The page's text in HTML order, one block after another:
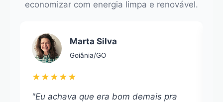
economizar com energia limpa e renovável.
Marta Silva
Goiânia/GO
★★★★★
"Eu achava que era bom demais pra